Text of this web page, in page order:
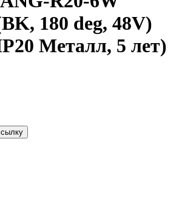
180 deg, 48V)
Металл, 5 лет)